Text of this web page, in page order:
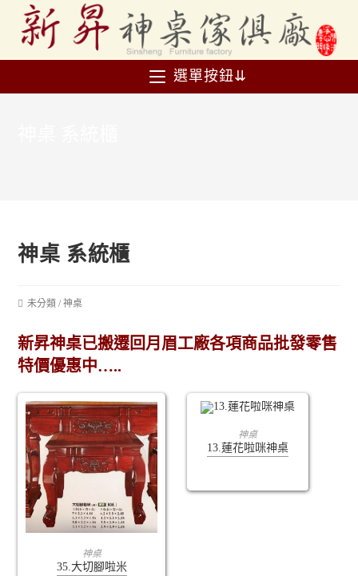
選單按鈕⇊
神桌 系統櫃
未分類 / 神桌
新昇神桌已搬遷回月眉工廠各項商品批發零售
特價優惠中…..
查看內容
神桌
35.大切腳啦米
查看內容
神桌
13.蓮花啦咪神桌